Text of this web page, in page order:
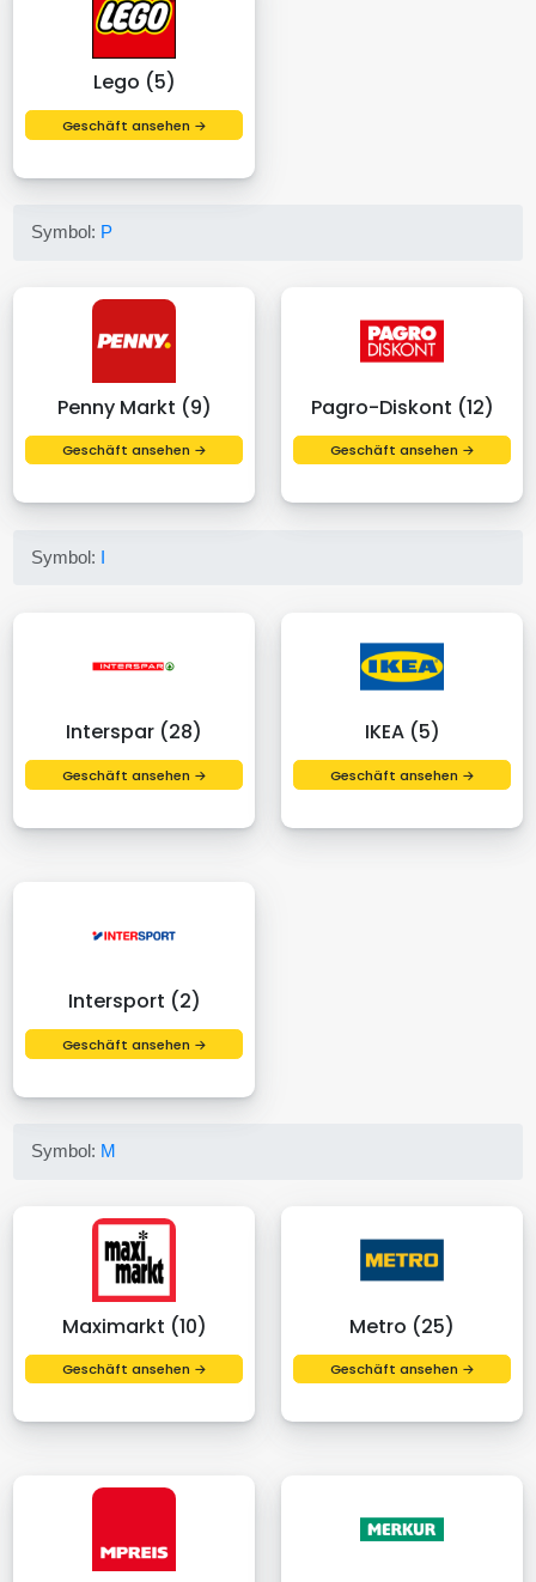
Lego (5)
Geschäft ansehen →
Symbol: P
Penny Markt (9)
Geschäft ansehen →
Pagro-Diskont (12)
Geschäft ansehen →
Symbol: I
Interspar (28)
Geschäft ansehen →
IKEA (5)
Geschäft ansehen →
Intersport (2)
Geschäft ansehen →
Symbol: M
Maximarkt (10)
Geschäft ansehen →
Metro (25)
Geschäft ansehen →